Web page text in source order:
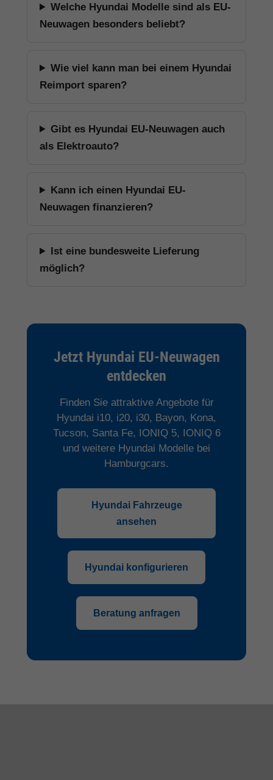
Welche Hyundai Modelle sind als EU-
Neuwagen besonders beliebt?
Wie viel kann man bei einem Hyundai
Reimport sparen?
Gibt es Hyundai EU-Neuwagen auch
als Elektroauto?
Kann ich einen Hyundai EU-
Neuwagen finanzieren?
Ist eine bundesweite Lieferung
möglich?
Jetzt Hyundai EU-Neuwagen
entdecken
Finden Sie attraktive Angebote für
Hyundai i10, i20, i30, Bayon, Kona,
Tucson, Santa Fe, IONIQ 5, IONIQ 6
und weitere Hyundai Modelle bei
Hamburgcars.
Hyundai Fahrzeuge
ansehen
Hyundai konfigurieren
Beratung anfragen